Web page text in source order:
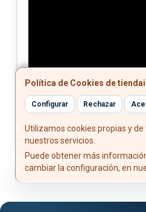
Política de Cookies de
Configurar Rechazar
Utilizamos cookies propias y
nuestros servicios.
Puede obtener más
cambiar la configuración, en